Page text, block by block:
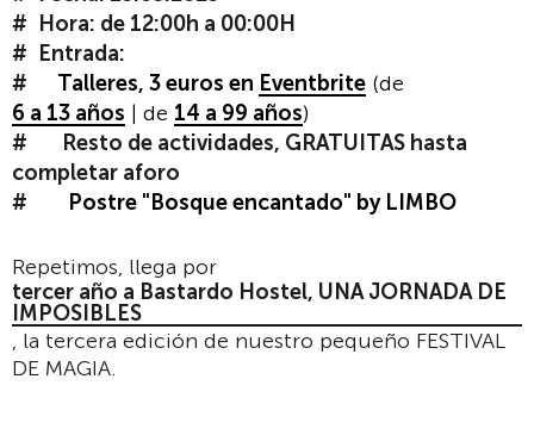
Hora: de 12:00h a 00:00H
Entrada:
Talleres, 3 euros en Eventbrite (de
6 a 13 años | de 14 a 99 años)
Resto de actividades, GRATUITAS hasta
completar aforo
Postre "Bosque encantado" by LIMBO
Repetimos, llega por
tercer año a Bastardo Hostel, UNA JORNADA DE
IMPOSIBLES
, la tercera edición de nuestro pequeño FESTIVAL
DE MAGIA.